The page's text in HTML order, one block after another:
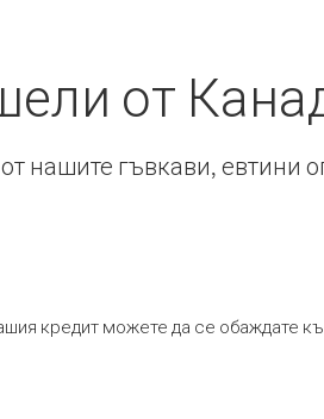
от
нашите гъвкави, евтини
кредит можете да се обаждате